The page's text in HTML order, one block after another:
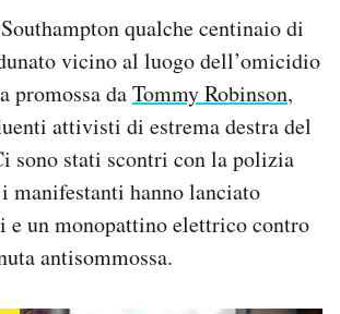
qualche centinaio di
vicino al luogo dell’omicidio
promossa daTommy Robinson,
attivisti di estrema destra del
sono stati scontri con la polizia
manifestanti hanno lanciato
e un monopattino elettrico contro
antisommossa.